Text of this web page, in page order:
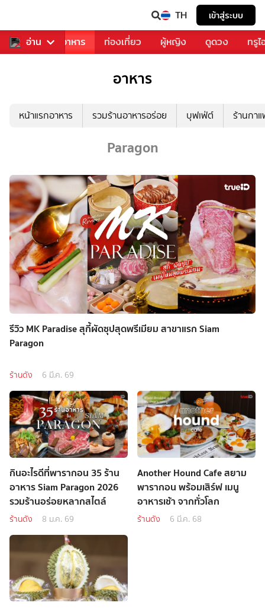
TH เข้าสู่ระบบ
อ่าน
การเพลง อาหาร ท่องเที่ยว ผู้หญิง ดูดวง ทรู
อาหาร
หน้าแรกอาหาร รวมร้านอาหารอร่อย บุฟเฟ่ต์ ร้านกา
Paragon
รีวิว MK Paradise สุกี้ผัดซุปสุดพรีเมียม สาขาแรก Siam
Paragon
ร้านดัง 6 มี.ค. 69
กินอะไรดีที่พารากอน 35 ร้าน
อาหาร Siam Paragon 2026
รวมร้านอร่อยหลากสไตล์
ร้านดัง 8 ม.ค. 69
Another Hound Cafe สยาม
พารากอน พร้อมเสิร์ฟ เมนู
อาหารเช้า จากทั่วโลก
ร้านดัง 6 มี.ค. 68